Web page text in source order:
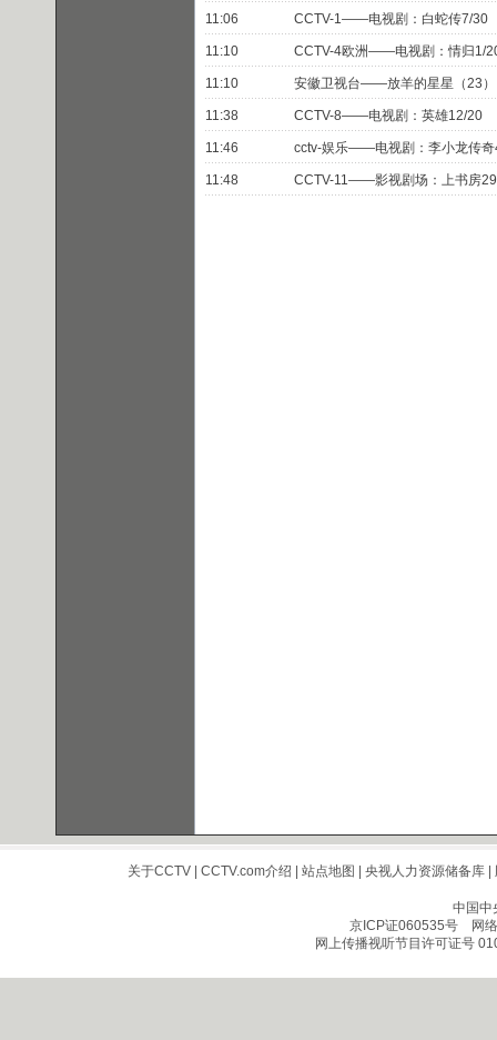
11:06 CCTV-1——电视剧：白蛇传7/30
11:10 CCTV-4欧洲——电视剧：情归1/
11:10 安徽卫视台——放羊的星星（23）
11:38 CCTV-8——电视剧：英雄12/20
11:46 cctv-娱乐——电视剧：李小龙传奇
11:48 CCTV-11——影视剧场：上书房
关于CCTV| CCTV.com介绍 站点地图 央视人力资源储备库|
中国中
京ICP证060535号网络
网上传播视听节目许可证号